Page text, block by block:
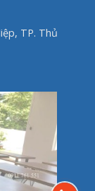
TP. Thủ